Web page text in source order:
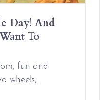
Day! And
To
fun and
wheels,…